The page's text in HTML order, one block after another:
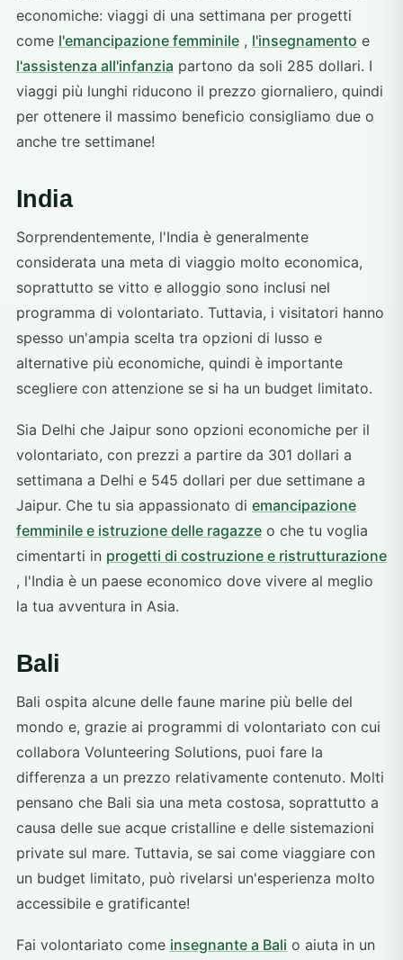
economiche: viaggi di una settimana per progetti
come l'emancipazione femminile , l'insegnamento e
l'assistenza all'infanzia partono da soli 285 dollari. I
viaggi più lunghi riducono il prezzo giornaliero, quindi
per ottenere il massimo beneficio consigliamo due o
anche tre settimane!
India
Sorprendentemente, l'India è generalmente
considerata una meta di viaggio molto economica,
soprattutto se vitto e alloggio sono inclusi nel
programma di volontariato. Tuttavia, i visitatori hanno
spesso un'ampia scelta tra opzioni di lusso e
alternative più economiche, quindi è importante
scegliere con attenzione se si ha un budget limitato.
Sia Delhi che Jaipur sono opzioni economiche per il
volontariato, con prezzi a partire da 301 dollari a
settimana a Delhi e 545 dollari per due settimane a
Jaipur. Che tu sia appassionato di emancipazione
femminile e istruzione delle ragazze o che tu voglia
cimentarti in progetti di costruzione e ristrutturazione
, l'India è un paese economico dove vivere al meglio
la tua avventura in Asia.
Bali
Bali ospita alcune delle faune marine più belle del
mondo e, grazie ai programmi di volontariato con cui
collabora Volunteering Solutions, puoi fare la
differenza a un prezzo relativamente contenuto. Molti
pensano che Bali sia una meta costosa, soprattutto a
causa delle sue acque cristalline e delle sistemazioni
private sul mare. Tuttavia, se sai come viaggiare con
un budget limitato, può rivelarsi un'esperienza molto
accessibile e gratificante!
Fai volontariato come insegnante a Bali o aiuta in un